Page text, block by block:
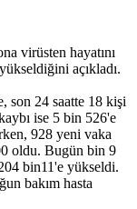
virüsten hayatını
açıkladı.
son 24 saatte 18 kişi
ise 5 bin 526'e
928 yeni vaka
oldu. Bugün bin 9
bin11'e yükseldi.
bakım hasta